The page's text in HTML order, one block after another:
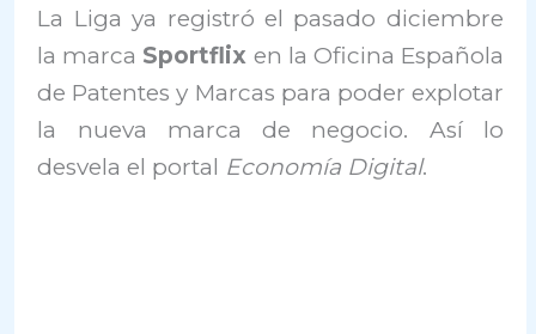
La Liga ya registró el pasado diciembre
la marca Sportflix en la Oficina Española
de Patentes y Marcas para poder explotar
la nueva marca de negocio. Así lo
desvela el portal Economía Digital.